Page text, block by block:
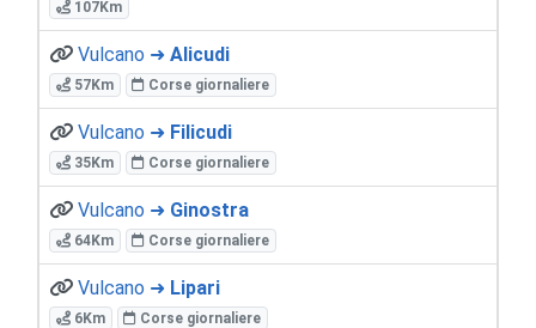
107Km
Vulcano ➜ Alicudi
57Km Corse giornaliere
Vulcano ➜ Filicudi
35Km Corse giornaliere
Vulcano ➜ Ginostra
64Km Corse giornaliere
Vulcano ➜ Lipari
6Km Corse giornaliere